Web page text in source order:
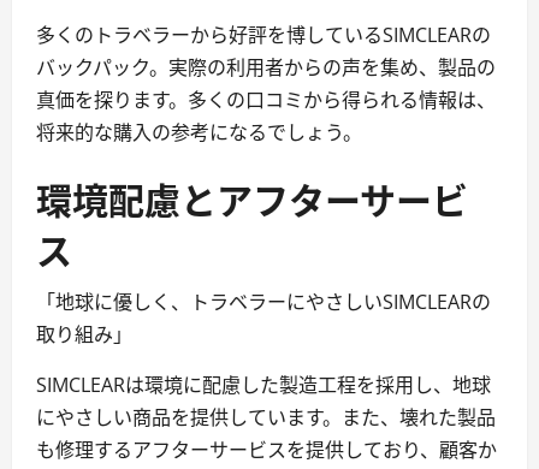
多くのトラベラーから好評を博しているSIMCLEARの
バックパック。実際の利用者からの声を集め、製品の
真価を探ります。多くの口コミから得られる情報は、
将来的な購入の参考になるでしょう。
環境配慮とアフターサービ
ス
「地球に優しく、トラベラーにやさしいSIMCLEARの
取り組み」
SIMCLEARは環境に配慮した製造工程を採用し、地球
にやさしい商品を提供しています。また、壊れた製品
も修理するアフターサービスを提供しており、顧客か